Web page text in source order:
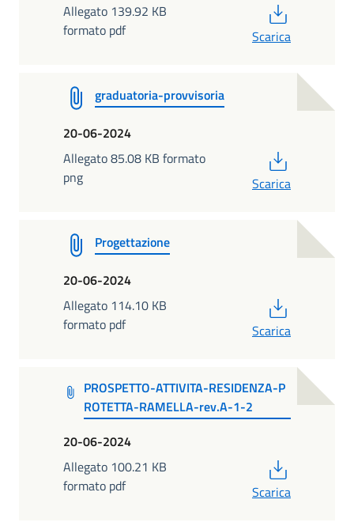
Allegato 139.92 KB
formato pdf
Scarica
graduatoria-provvisoria
20-06-2024
Allegato 85.08 KB formato
png
Scarica
Progettazione
20-06-2024
Allegato 114.10 KB
formato pdf
Scarica
PROSPETTO-ATTIVITA-RESIDENZA-P
ROTETTA-RAMELLA-rev.A-1-2
20-06-2024
Allegato 100.21 KB
formato pdf
Scarica